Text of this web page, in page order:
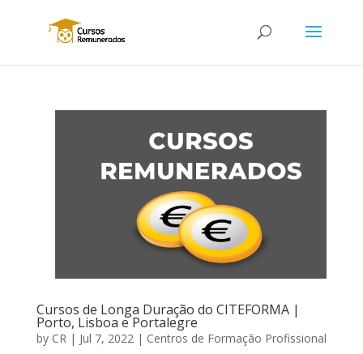
Cursos de Longa Duração do CITEFORMA |
Porto, Lisboa e Portalegre
by CR| Jul 7, 2022| Centros de Formação Profissional